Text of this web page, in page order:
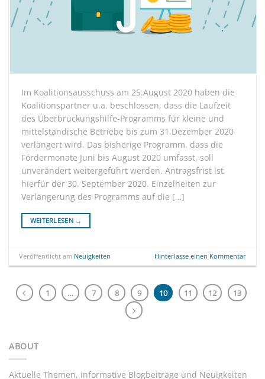
Im Koalitionsausschuss am 25.August 2020 haben die
Koalitionspartner u.a. beschlossen, dass die Laufzeit
des Überbrückungshilfe-Programms für kleine und
mittelständische Betriebe bis zum 31.Dezember 2020
verlängert wird. Das bisherige Programm, dass die
Fördermonate Juni bis August 2020 umfasst, soll
unverändert weitergeführt werden. Antragsfrist ist
hierfür der 30. September 2020. Einzelheiten zur
Verlängerung des Programms auf die […]
WEITERLESEN →
Veröffentlicht am Neuigkeiten Hinterlasse einen Kommentar
1 … 7 8 9 10 11 12 13
ABOUT
Aktuelle Themen, informative Blogbeiträge und Neuigkeiten